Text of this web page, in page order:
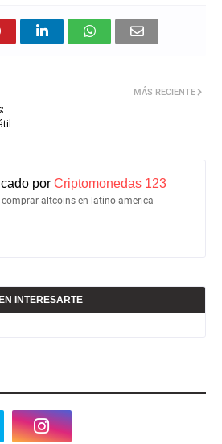
MÁS RECIENTE
por Criptomonedas 123
comprar altcoins en latino america
INTERESARTE